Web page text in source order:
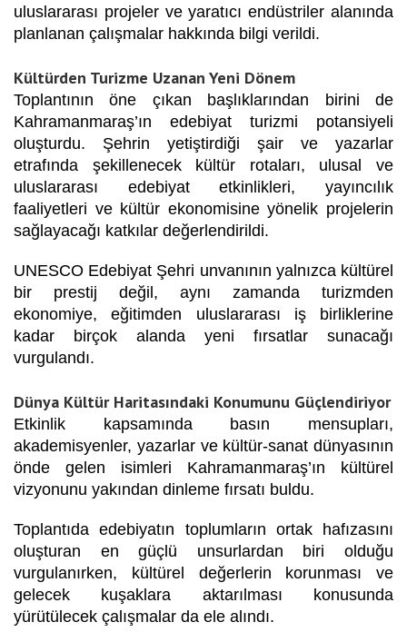
uluslararası projeler ve yaratıcı endüstriler alanında
planlanan çalışmalar hakkında bilgi verildi.
Kültürden Turizme Uzanan Yeni Dönem
Toplantının öne çıkan başlıklarından birini de
Kahramanmaraş’ın edebiyat turizmi potansiyeli
oluşturdu. Şehrin yetiştirdiği şair ve yazarlar
etrafında şekillenecek kültür rotaları, ulusal ve
uluslararası edebiyat etkinlikleri, yayıncılık
faaliyetleri ve kültür ekonomisine yönelik projelerin
sağlayacağı katkılar değerlendirildi.
UNESCO Edebiyat Şehri unvanının yalnızca kültürel
bir prestij değil, aynı zamanda turizmden
ekonomiye, eğitimden uluslararası iş birliklerine
kadar birçok alanda yeni fırsatlar sunacağı
vurgulandı.
Dünya Kültür Haritasındaki Konumunu Güçlendiriyor
Etkinlik kapsamında basın mensupları,
akademisyenler, yazarlar ve kültür-sanat dünyasının
önde gelen isimleri Kahramanmaraş’ın kültürel
vizyonunu yakından dinleme fırsatı buldu.
Toplantıda edebiyatın toplumların ortak hafızasını
oluşturan en güçlü unsurlardan biri olduğu
vurgulanırken, kültürel değerlerin korunması ve
gelecek kuşaklara aktarılması konusunda
yürütülecek çalışmalar da ele alındı.